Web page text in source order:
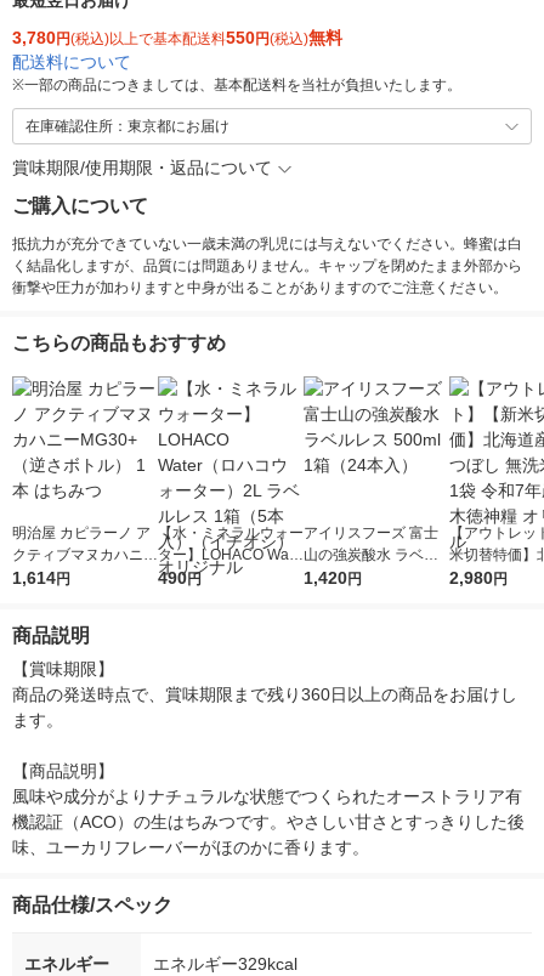
3,780円(税込)以上で基本配送料550円(税込)無料
配送料について
※一部の商品につきましては、基本配送料を当社が負担いたします。
在庫確認住所：東京都にお届け
賞味期限/使用期限・返品について
ご購入について
抵抗力が充分できていない一歳未満の乳児には与えないでください。蜂蜜は白
く結晶化しますが、品質には問題ありません。キャップを閉めたまま外部から
衝撃や圧力が加わりますと中身が出ることがありますのでご注意ください。
こちらの商品もおすすめ
明治屋 カピラーノ ア
クティブマヌカハニー
MG30+（逆さボト
1,614円
【水・ミネラルウォー
ター】LOHACO Wate
r（ロハコウォータ
490円
アイリスフーズ 富士
山の強炭酸水 ラベル
レス 500ml 1箱（24
1,420円
【アウトレッ
米切替特価】
ななつぼし 無
2,980円
商品説明
【賞味期限】
商品の発送時点で、賞味期限まで残り360日以上の商品をお届けし
ます。
【商品説明】
風味や成分がよりナチュラルな状態でつくられたオーストラリア有
機認証（ACO）の生はちみつです。やさしい甘さとすっきりした後
味、ユーカリフレーバーがほのかに香ります。
商品仕様/スペック
エネルギー エネルギー329kcal